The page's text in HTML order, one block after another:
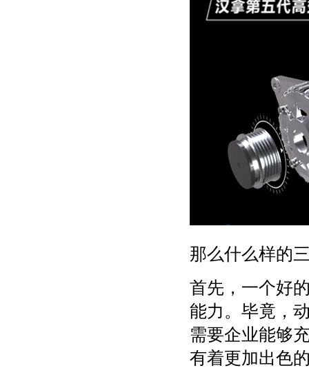
那么什么样的
首先，一个好
能力。毕竟，
需要企业能够
有着更加出色